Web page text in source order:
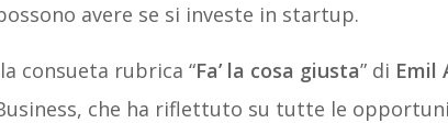
avere se si investe in startup.
consueta rubrica “Fa’ la cosa giusta” di Emil
che ha riflettuto su tutte le